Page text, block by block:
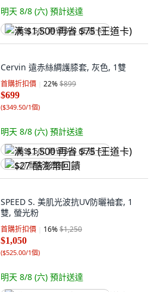
明天 8/8 (六) 預計送達
满 $1,500 再省 $75 (王道卡)
Cervin 遠赤絲綢護膝套, 灰色, 1雙
首購折扣價 22%$899
$699
($349.50/1個)
明天 8/8 (六) 預計送達
满 $1,500 再省 $75 (王道卡)
$27 酷澎幣回饋
SPEED S. 美肌光波抗UV防曬袖套, 1
雙, 螢光粉
首購折扣價 16%$1,250
$1,050
($525.00/1個)
明天 8/8 (六) 預計送達